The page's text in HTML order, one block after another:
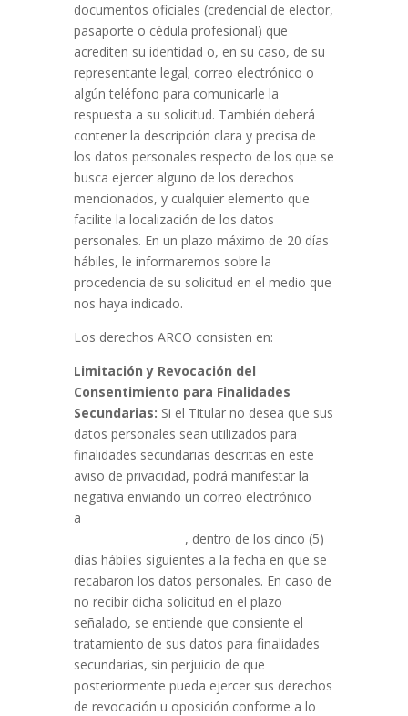
documentos oficiales (credencial de elector,
pasaporte o cédula profesional) que
acrediten su identidad o, en su caso, de su
representante legal; correo electrónico o
algún teléfono para comunicarle la
respuesta a su solicitud. También deberá
contener la descripción clara y precisa de
los datos personales respecto de los que se
busca ejercer alguno de los derechos
mencionados, y cualquier elemento que
facilite la localización de los datos
personales. En un plazo máximo de 20 días
hábiles, le informaremos sobre la
procedencia de su solicitud en el medio que
nos haya indicado.
Los derechos ARCO consisten en:
Limitación y Revocación del
Consentimiento para Finalidades
Secundarias: Si el Titular no desea que sus
datos personales sean utilizados para
finalidades secundarias descritas en este
aviso de privacidad, podrá manifestar la
negativa enviando un correo electrónico
a
, dentro de los cinco (5)
días hábiles siguientes a la fecha en que se
recabaron los datos personales. En caso de
no recibir dicha solicitud en el plazo
señalado, se entiende que consiente el
tratamiento de sus datos para finalidades
secundarias, sin perjuicio de que
posteriormente pueda ejercer sus derechos
de revocación u oposición conforme a lo